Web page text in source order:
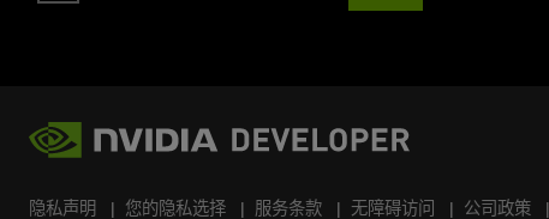
隐私声明 您的隐私选择 服务条款 无障碍访问 公司政策